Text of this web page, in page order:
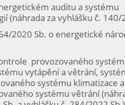
auditu a systému
(náhrada za vyhlášku č. 140/
2020 Sb. o energetické
provozovaného
vytápění a větrání,
systému klimatizace
systému větrání